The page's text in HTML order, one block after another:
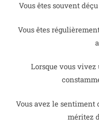
Vous êtes souvent
Vous êtes
Lorsque vous
Vous avez le sentiment
méritez